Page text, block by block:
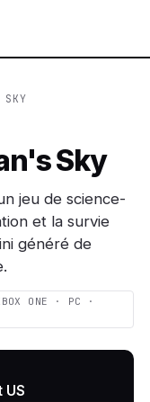
Sky
jeu de science-
et la survie
généré de
ONE · PC ·
US